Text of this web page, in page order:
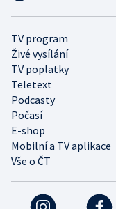
TV program
Živé vysílání
TV poplatky
Teletext
Podcasty
Počasí
E-shop
Mobilní a TV aplikace
Vše o ČT